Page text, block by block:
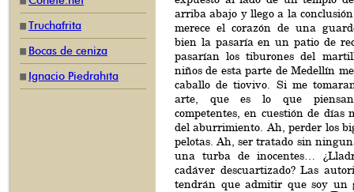
Truchafrita
Bocas de ceniza
Ignacio Piedrahíta
arriba abajo y llego a la
merece el corazón de una
bien la pasaría en un patio de
pasarían los tiburones del
niños de esta parte de Medellín
caballo de tiovivo. Si me
arte, que es lo que piensan
competentes, en cuestión de días
del aburrimiento. Ah, perder los
pelotas. Ah, ser tratado sin
una turba de inocentes…
cadáver descuartizado? Las
tendrán que admitir que soy un